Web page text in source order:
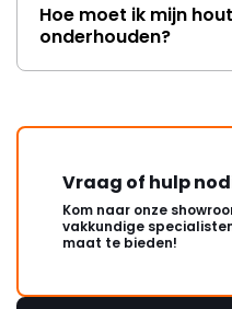
Hoe moet ik mijn
onderhouden?
Vraag of hulp
Kom naar onze
vakkundige
maat te bieden!